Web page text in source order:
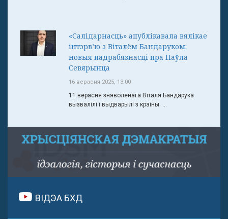
«Салідарнасць» апублікавала вялікае
інтэрв’ю з Віталём Бандаруком:
новыя падрабязнасці пра Паўла
Севярынца
16 верасня 2025, 13:00
11 верасня зняволенага Віталя Бандарука
вызвалілі і выдварылі з краіны. ...
ВІДЭА БХД